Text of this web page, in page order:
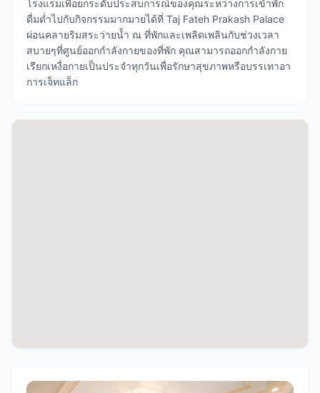
โรงแรมเพื่อยกระดับประสบการณ์ของคุณระหว่างการเข้าพัก
ดื่มด่ำไปกับกิจกรรมมากมายได้ที่ Taj Fateh Prakash Palace
ผ่อนคลายริมสระว่ายน้ำ ณ ที่พักและเพลิดเพลินกับช่วงเวลา
สบายๆที่ศูนย์ออกกำลังกายของที่พัก คุณสามารถออกกำลังกาย
เรียกเหงื่อกายเป็นประจำทุกวันเพื่อรักษาสุขภาพหรือบรรเทาอา
การเจ็ทแล็ก